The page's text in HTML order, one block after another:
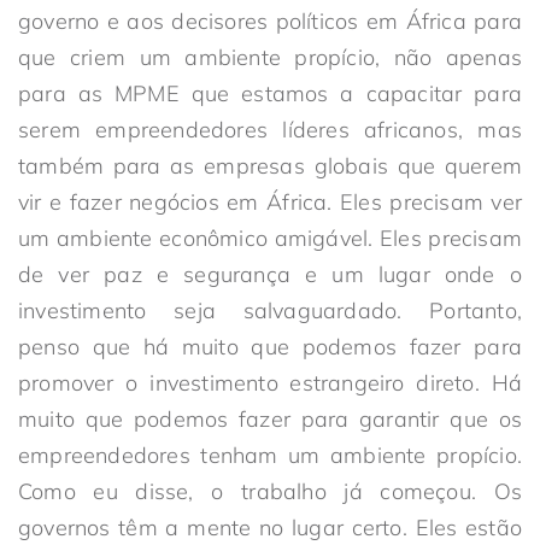
governo e aos decisores políticos em África para
que criem um ambiente propício, não apenas
para as MPME que estamos a capacitar para
serem empreendedores líderes africanos, mas
também para as empresas globais que querem
vir e fazer negócios em África. Eles precisam ver
um ambiente econômico amigável. Eles precisam
de ver paz e segurança e um lugar onde o
investimento seja salvaguardado. Portanto,
penso que há muito que podemos fazer para
promover o investimento estrangeiro direto. Há
muito que podemos fazer para garantir que os
empreendedores tenham um ambiente propício.
Como eu disse, o trabalho já começou. Os
governos têm a mente no lugar certo. Eles estão